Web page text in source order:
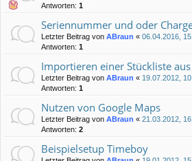
Antworten: 1
Seriennummer und oder
Letzter Beitrag von ABraun « 06.04.2016,
Antworten: 1
Importieren einer Stückliste aus
Letzter Beitrag von ABraun « 19.07.2012,
Antworten: 1
Nutzen von Google Maps
Letzter Beitrag von ABraun « 21.03.2012,
Antworten: 2
Beispielsetup Timeboy